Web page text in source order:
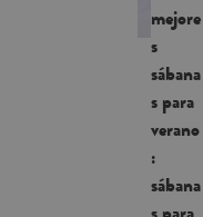
mejore
s
sábana
s para
verano
:
sábana